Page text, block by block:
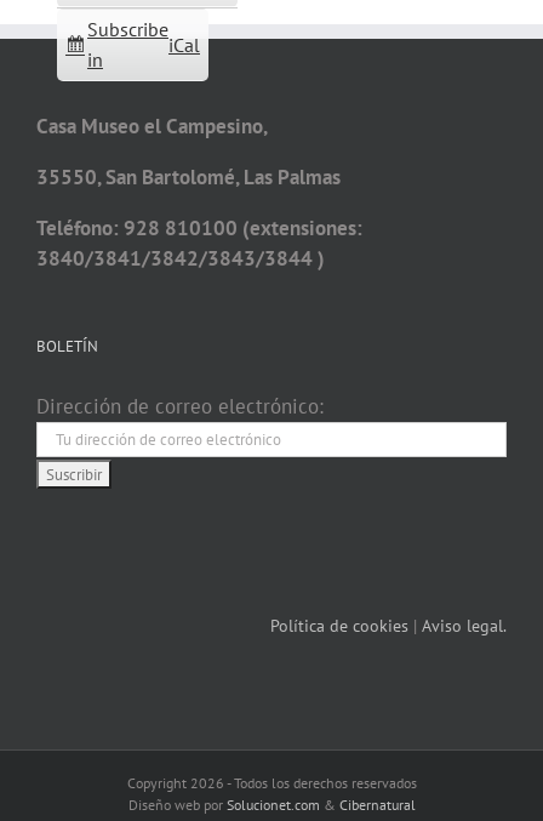
Subscribe
in
iCal
Casa Museo el Campesino,
35550, San Bartolomé, Las Palmas
Teléfono: 928 810100 (extensiones:
3840/3841/3842/3843/3844 )
BOLETÍN
Dirección de correo electrónico:
Política de cookies | Aviso legal.
Copyright 2026 - Todos los derechos reservados
Diseño web por Solucionet.com & Cibernatural